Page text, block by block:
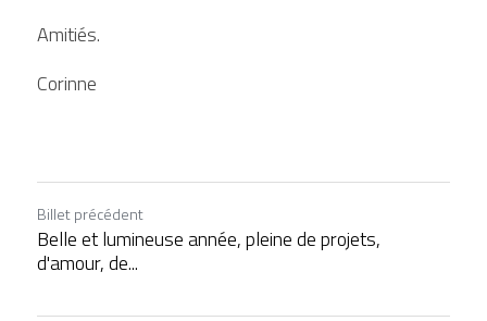
Amitiés.
Corinne
Billet précédent
Belle et lumineuse année, pleine de projets,
d'amour, de...